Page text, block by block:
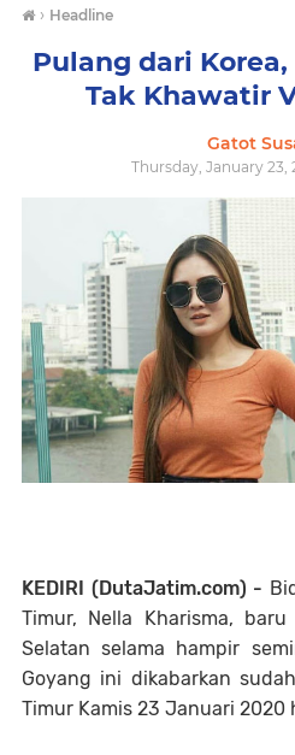
› Headline
Pulang dari
Tak Khawatir
Gatot
Thursday, January 23,
KEDIRI (DutaJatim.com) -
Timur, Nella Kharisma,
Selatan selama hampir
Goyang ini dikabarkan
Timur Kamis 23 Januari 2020